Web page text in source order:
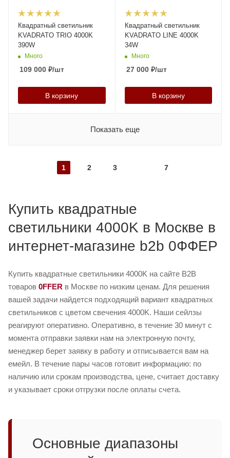
Квадратный светильник
KVADRATO TRIO 4000K
390W
Много
109 000 ₽/шт
В корзину
Квадратный светильник
KVADRATO LINE 4000K
34W
Много
27 000₽/шт
В корзину
Показать еще
1 2 3 7
Купить квадратные
светильники 4000K в Москве в
интернет-магазине b2b 0ФФЕР
Купить квадратные светильники 4000K на сайте B2B
товаров 0FFER в Москве по низким ценам. Для решения
вашей задачи найдется подходящий вариант квадратных
светильников с цветом свечения 4000K. Наши сейлзы
реагируют оперативно. Оперативно, в течение 30 минут с
момента отправки заявки нам на электронную почту,
менеджер берет заявку в работу и отписывается вам на
емейл. В течение пары часов готовит информацию: по
наличию или срокам производства, цене, считает доставку
и указывает сроки отгрузки после оплаты счета.
Основные диапазоны